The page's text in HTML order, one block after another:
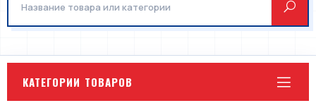
КАТЕГОРИИ ТОВАРОВ